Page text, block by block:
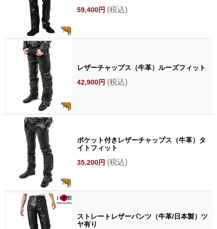
59,400円 (税込)
レザーチャップス（牛革）ルーズフィット
42,900円 (税込)
ポケット付きレザーチャップス（牛革）タ
イトフィット
35,200円 (税込)
ストレートレザーパンツ（牛革/日本製）ツ
ヤ有り